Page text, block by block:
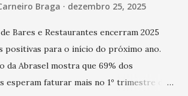
Braga dezembro 25, 2025
Bares e Restaurantes encerram 2025
positivas para o início do próximo ano.
da Abrasel mostra que 69% dos
esperam faturar mais no 1º trimestre de